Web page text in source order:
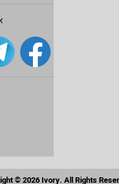
© 2026 Ivory. All Rights